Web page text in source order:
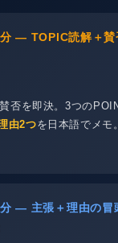
— TOPIC読解＋賛
否を即決。3つの
由2つを日本語でメモ。
— 主張＋理由の冒